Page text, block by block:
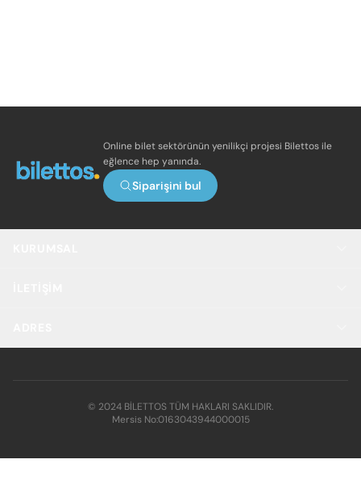
Online bilet sektörünün yenilikçi projesi Bilettos ile
eğlence hep yanında.
Siparişini bul
© 2024 BİLETTOS TÜM HAKLARI SAKLIDIR.
Mersis No:0163043944000015